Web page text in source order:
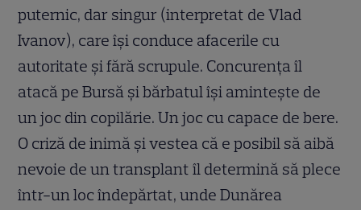
puternic, dar singur (interpretat de Vlad
Ivanov), care își conduce afacerile cu
autoritate și fără scrupule. Concurența îl
atacă pe Bursă și bărbatul își amintește de
un joc din copilărie. Un joc cu capace de bere.
O criză de inimă și vestea că e posibil să aibă
nevoie de un transplant îl determină să plece
într-un loc îndepărtat, unde Dunărea